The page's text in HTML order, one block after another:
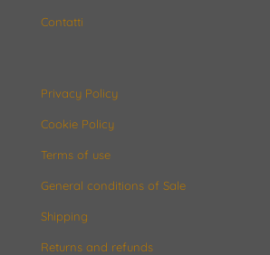
Contatti
Privacy Policy
Cookie Policy
Terms of use
General conditions of Sale
Shipping
Returns and refunds